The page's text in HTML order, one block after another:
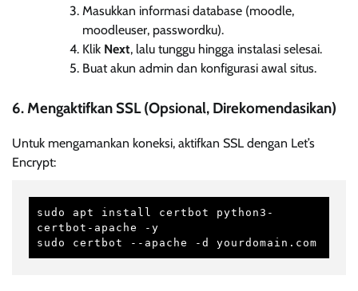
Masukkan informasi database (moodle,
moodleuser, passwordku).
Klik Next, lalu tunggu hingga instalasi selesai.
Buat akun admin dan konfigurasi awal situs.
6. Mengaktifkan SSL (Opsional, Direkomendasikan)
Untuk mengamankan koneksi, aktifkan SSL dengan Let’s
Encrypt:
sudo apt install certbot python3-
certbot-apache -y
sudo certbot --apache -d yourdomain.com